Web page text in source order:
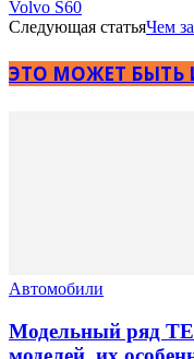
Volvo S60
Следующая статьяЧем
ЭТО МОЖЕТ БЫТЬ
Автомобили
Модельный ряд